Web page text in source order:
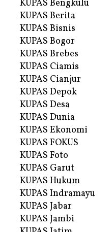
KUPAS Bengkulu
KUPAS Berita
KUPAS Bisnis
KUPAS Bogor
KUPAS Brebes
KUPAS Ciamis
KUPAS Cianjur
KUPAS Depok
KUPAS Desa
KUPAS Dunia
KUPAS Ekonomi
KUPAS FOKUS
KUPAS Foto
KUPAS Garut
KUPAS Hukum
KUPAS Indramayu
KUPAS Jabar
KUPAS Jambi